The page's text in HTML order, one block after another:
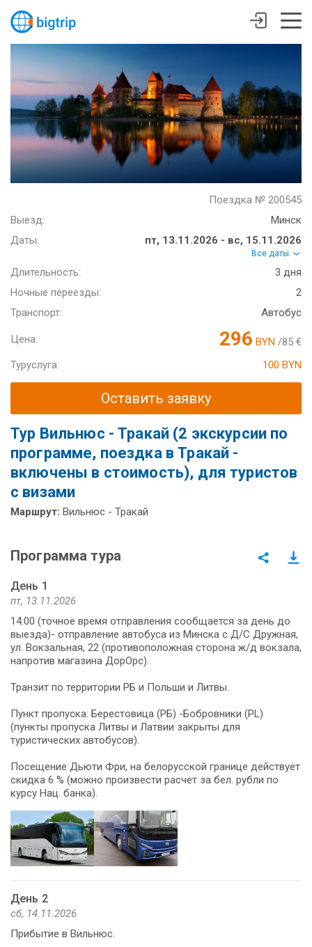
Поездка № 200545
Выезд:
Минск
Даты:
пт, 13.11.2026 - вс, 15.11.2026
Все даты
Длительность:
3 дня
Ночные переезды:
2
Транспорт:
Автобус
Цена: 296 BYN /85 €
Туруслуга:
100 BYN
Оставить заявку
Тур Вильнюс - Тракай (2 экскурсии по
программе, поездка в Тракай -
включены в стоимость), для туристов
с визами
Маршрут: Вильнюс - Тракай
Программа тура
День 1
пт, 13.11.2026
14:00 (точное время отправления сообщается за день до
выезда)- отправление автобуса из Минска с Д/С Дружная,
ул. Вокзальная, 22 (противоположная сторона ж/д вокзала,
напротив магазина ДорОрс).
Транзит по территории РБ и Польши и Литвы.
Пункт пропуска: Берестовица (РБ) -Бобровники (PL)
(пункты пропуска Литвы и Латвии закрыты для
туристических автобусов).
Посещение Дьюти Фри, на белорусской границе действует
скидка 6 % (можно произвести расчет за бел. рубли по
курсу Нац. банка).
День 2
сб, 14.11.2026
Прибытие в Вильнюс.